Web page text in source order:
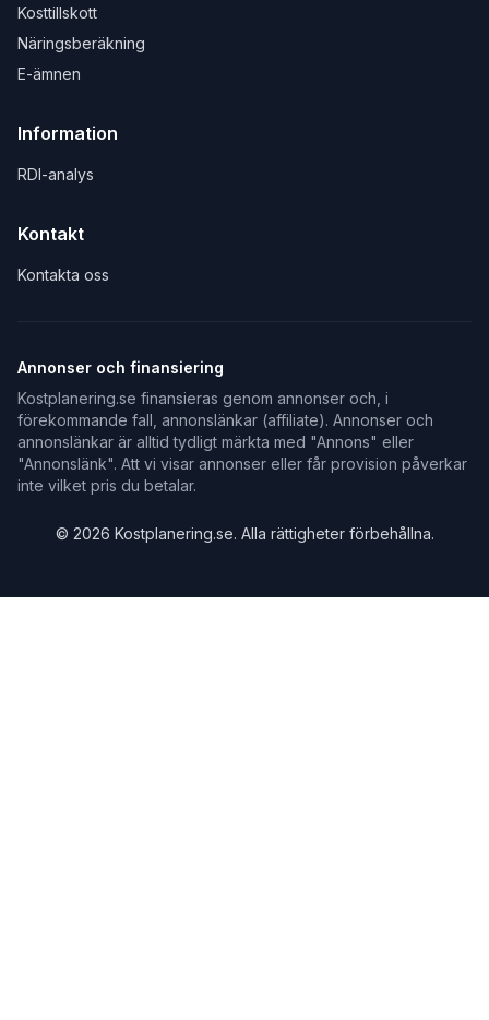
Kosttillskott
Näringsberäkning
E-ämnen
Information
RDI-analys
Kontakt
Kontakta oss
Annonser och finansiering
Kostplanering.se finansieras genom annonser och, i
förekommande fall, annonslänkar (affiliate). Annonser och
annonslänkar är alltid tydligt märkta med "Annons" eller
"Annonslänk". Att vi visar annonser eller får provision påverkar
inte vilket pris du betalar.
© 2026 Kostplanering.se. Alla rättigheter förbehållna.